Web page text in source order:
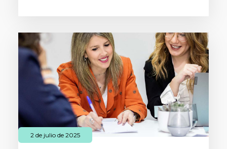
2 de julio de 2025